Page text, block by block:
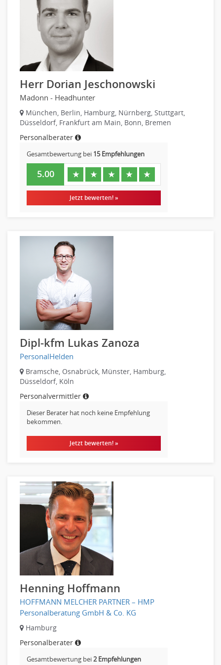
Investment-Banking
Kreditanalyse
Banken, Finanzdienstleister und Versicherungen Leitung,
Teamleitung
Mergers & Acquisitions
Privatkundengeschäft
Mathematik, Produkt, Statistik
Versicherung: Sachbearbeitung
Zahlungsverkehr
Ausbilder
Berufsschule
Erwachsenenbildung
Kindergarten, KiTa, Vorschule
Bildung & Soziales Leitung, Teamleitung
Sozialarbeit
Unterricht: Sekundarstufe
Architektur
Fotografie, Video
Grafik- und Kommunikationsdesign
Medien-, Screen-, Webdesign
Modedesign, Schmuckdesign
Produktdesign, Industriedesign
Theater, Schauspiel, Musik, Tanz
Disposition
Einkauf
Logistik
Entsorgungslogistik
Lagerlogistik
Einkauf, Materialwirtschaft & Logistik Leitung, Teamleitung
Materialwirtschaft
Supply-Chain-Management
Anlagenbuchhaltung
Controlling
Debitorenbuchhaltung
Finanzbuchhaltung, Bilanzbuchhaltung
Gehaltsbuchhaltung, Lohnbuchhaltung
Konzernbuchhaltung
Finanzen Leitung, Teamleitung
Steuern
Treasury
Herr Dorian Jeschonowski
Madonn - Headhunter
München, Berlin, Hamburg, Nürnberg, Stuttgart,
Düsseldorf, Frankfurt am Main, Bonn, Bremen
Personalberater
Gesamtbewertung bei 15 Empfehlungen
5.00 ★ ★ ★ ★ ★
Jetzt bewerten! »
Dipl-kfm Lukas Zanoza
PersonalHelden
Bramsche, Osnabrück, Münster, Hamburg,
Düsseldorf, Köln
Personalvermittler
Dieser Berater hat noch keine Empfehlung
bekommen.
Jetzt bewerten! »
Henning Hoffmann
HOFFMANN MELCHER PARTNER – HMP
Personalberatung GmbH & Co. KG
Hamburg
Personalberater
Gesamtbewertung bei2 Empfehlungen